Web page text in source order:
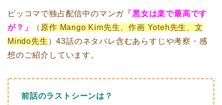
ピッコマで独占配信中のマンガ 「悪女は楽で最高です
が？」
（ 原作 Mango Kim先生、作画 Yoteh先生、文
Mindo先生 ）43話のネタバレ含むあらすじや考察・感
想のご紹介しています。
前話のラストシーンは？